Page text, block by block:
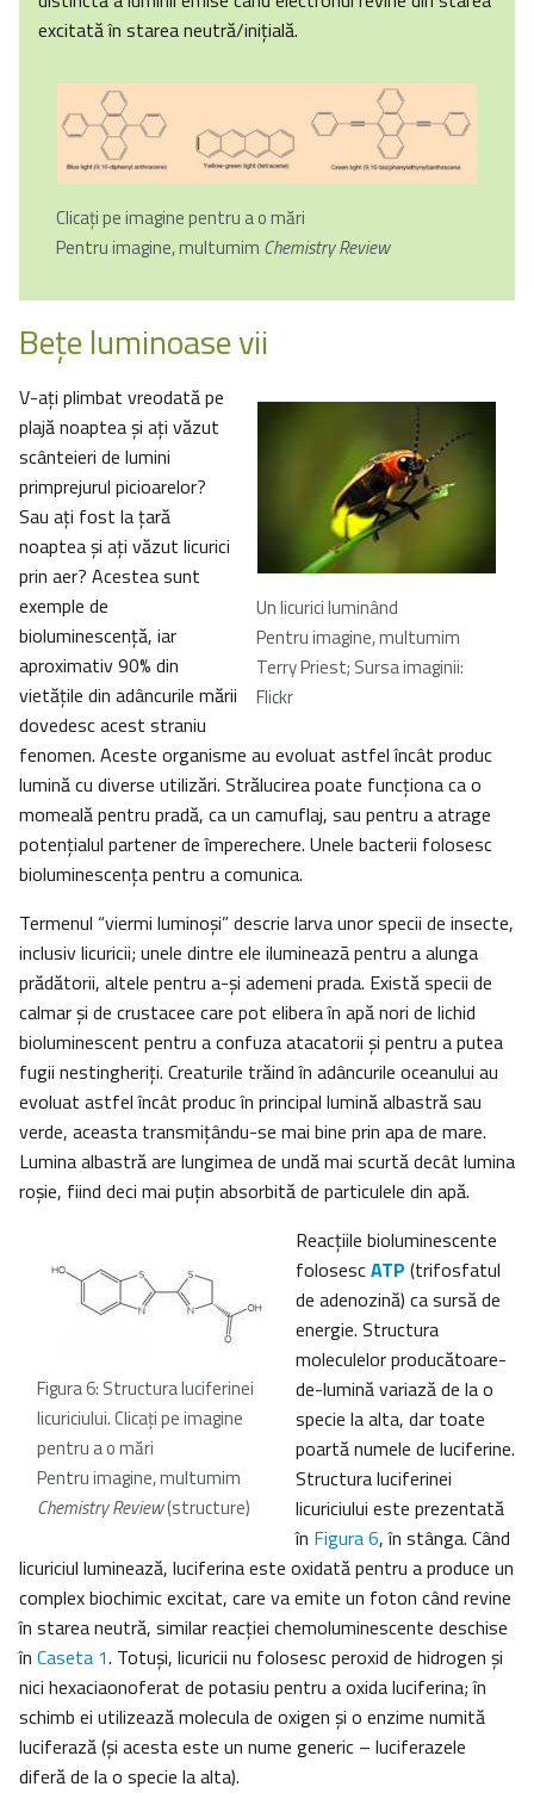
excitată în starea neutră/iniţială.
Clicați pe imagine pentru a o mări
Pentru imagine, multumim Chemistry Review
Beţe luminoase vii
Un licurici luminând
Pentru imagine, multumim
Terry Priest; Sursa imaginii:
Flickr
V-aţi plimbat vreodată pe
plajă noaptea şi aţi văzut
scânteieri de lumini
primprejurul picioarelor?
Sau aţi fost la ţară
noaptea şi aţi văzut licurici
prin aer? Acestea sunt
exemple de
bioluminescenţă, iar
aproximativ 90% din
vietăţile din adâncurile mării
dovedesc acest straniu
fenomen. Aceste organisme au evoluat astfel încât produc
lumină cu diverse utilizări. Strălucirea poate funcţiona ca o
momeală pentru pradă, ca un camuflaj, sau pentru a atrage
potenţialul partener de împerechere. Unele bacterii folosesc
bioluminescenţa pentru a comunica.
Termenul “viermi luminoşi” descrie larva unor specii de insecte,
inclusiv licuricii; unele dintre ele ilumineazã pentru a alunga
prădătorii, altele pentru a-şi ademeni prada. Există specii de
calmar şi de crustacee care pot elibera în apă nori de lichid
bioluminescent pentru a confuza atacatorii şi pentru a putea
fugii nestingheriţi. Creaturile trăind în adâncurile oceanului au
evoluat astfel încât produc în principal lumină albastră sau
verde, aceasta transmiţându-se mai bine prin apa de mare.
Lumina albastră are lungimea de undă mai scurtă decât lumina
roşie, fiind deci mai puţin absorbită de particulele din apă.
Figura 6: Structura luciferinei
licuriciului. Clicați pe imagine
pentru a o mări
Pentru imagine, multumim
Chemistry Review(structure)
Reacţiile bioluminescente
folosescATP (trifosfatul
de adenozină) ca sursă de
energie. Structura
moleculelor producătoare-
de-lumină variază de la o
specie la alta, dar toate
poartă numele de luciferine.
Structura luciferinei
licuriciului este prezentată
în Figura 6, în stânga. Când
licuriciul luminează, luciferina este oxidată pentru a produce un
complex biochimic excitat, care va emite un foton când revine
în starea neutră, similar reacţiei chemoluminescente deschise
în Caseta 1. Totuşi, licuricii nu folosesc peroxid de hidrogen şi
nici hexaciaonoferat de potasiu pentru a oxida luciferina; în
schimb ei utilizează molecula de oxigen şi o enzime numită
luciferază (şi acesta este un nume generic – luciferazele
diferă de la o specie la alta).